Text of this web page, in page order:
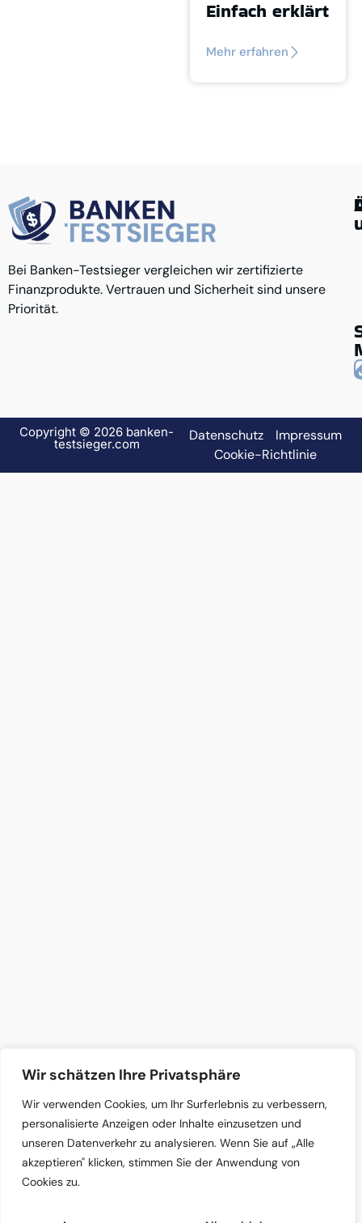
Wir schätzen Ihre Privatsphäre
Wir verwenden Cookies, um Ihr Surferlebnis zu verbessern,
personalisierte Anzeigen oder Inhalte einzusetzen und
unseren Datenverkehr zu analysieren. Wenn Sie auf „Alle
akzeptieren" klicken, stimmen Sie der Anwendung von
Cookies zu.
Einfach erklärt
Mehr erfahren
Bei Banken-Testsieger vergleichen wir zertifizierte
Finanzprodukte. Vertrauen und Sicherheit sind unsere
Priorität.
Copyright © 2026 banken-
testsieger.com
Datenschutz
Impressum
Cookie-Richtlinie